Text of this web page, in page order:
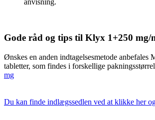
Gode råd og tips til Klyx 1+250 mg/
Ønskes en anden indtagelsesmetode anbefales
tabletter, som findes i forskellige
mg
Du kan finde indlægssedlen ved at klikke her